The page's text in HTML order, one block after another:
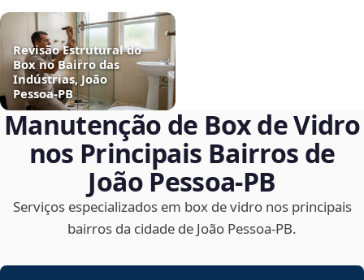
Revisão Estrutural do
Box no Bairro das
Indústrias, João
Pessoa‑PB
Manutenção de Box de Vidro
nos Principais Bairros de
João Pessoa‑PB
Serviços especializados em box de vidro nos principais
bairros da cidade de João Pessoa‑PB.